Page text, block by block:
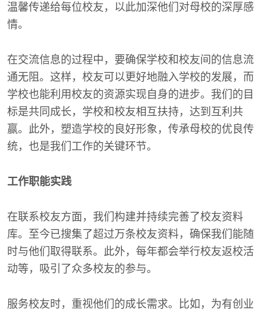
温馨传递给每位校友，以此加深他们对母校的深厚感
情。
在交流信息的过程中，要确保学校和校友间的信息流
通无阻。这样，校友可以更好地融入学校的发展，而
学校也能利用校友的资源实现自身的进步。我们的目
标是共同成长，学校和校友相互扶持，达到互利共
赢。此外，塑造学校的良好形象，传承母校的优良传
统，也是我们工作的关键环节。
工作职能实践
在联系校友方面，我们构建并持续完善了校友资料
库。至今已搜集了超过万条校友资料，确保我们能随
时与他们取得联系。此外，每年都会举行校友返校活
动等，吸引了众多校友的参与。
服务校友时，重视他们的成长需求。比如，为有创业